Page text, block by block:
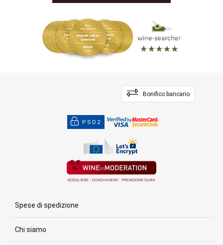
Bonifico bancario
PSD2
Spese di spedizione
Chi siamo